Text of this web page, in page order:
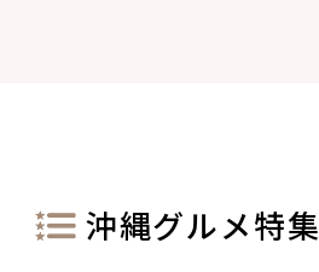
沖縄グルメ特集